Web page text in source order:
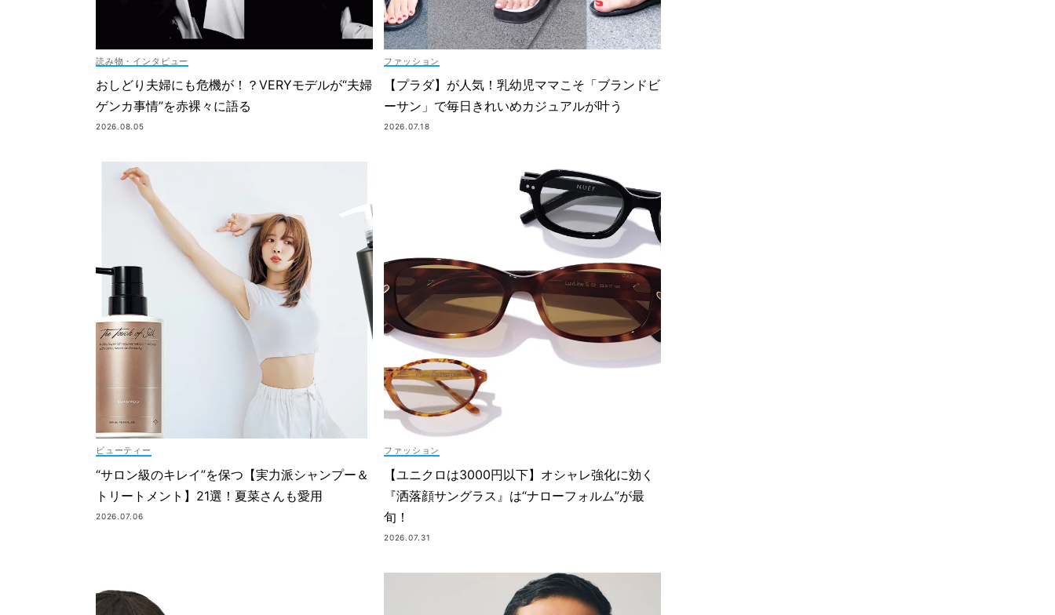
読み物・インタビュー
おしどり夫婦にも危機が！？VERYモデルが“夫婦
ゲンカ事情”を赤裸々に語る
2026.08.05
ファッション
【プラダ】が人気！乳幼児ママこそ「ブランドビ
ーサン」で毎日きれいめカジュアルが叶う
2026.07.18
ビューティー
“サロン級のキレイ”を保つ【実力派シャンプー＆
トリートメント】21選！夏菜さんも愛用
2026.07.06
ファッション
【ユニクロは3000円以下】オシャレ強化に効く
『洒落顔サングラス』は“ナローフォルム”が最
旬！
2026.07.31